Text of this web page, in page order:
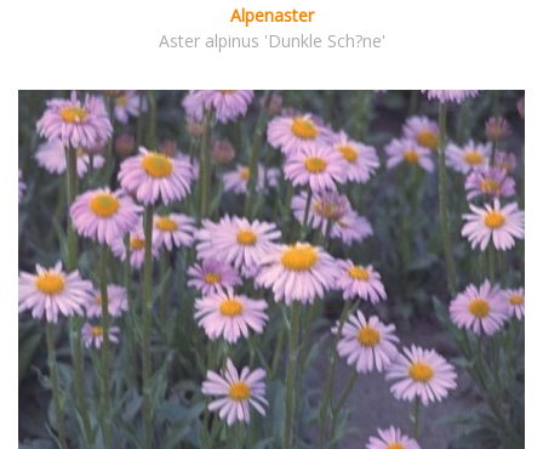
Alpenaster
Aster alpinus 'Dunkle Sch?ne'